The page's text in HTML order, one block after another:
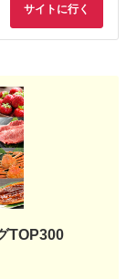
サイトに行く
TOP300